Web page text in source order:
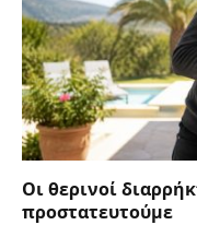
Οι θερινοί
προστατευτούμε